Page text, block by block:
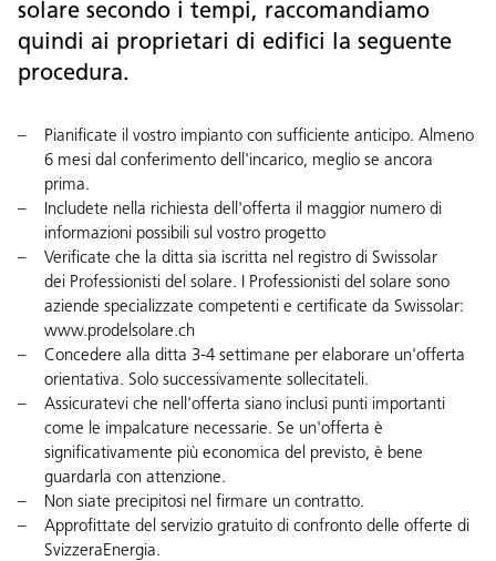
solare secondo i tempi, raccomandiamo
quindi ai proprietari di edifici la seguente
procedura.
Pianificate il vostro impianto con sufficiente anticipo. Almeno
6 mesi dal conferimento dell'incarico, meglio se ancora
prima.
Includete nella richiesta dell'offerta il maggior numero di
informazioni possibili sul vostro progetto
Verificate che la ditta sia iscritta nel registro di Swissolar
dei Professionisti del solare. I Professionisti del solare sono
aziende specializzate competenti e certificate da Swissolar:
www.prodelsolare.ch
Concedere alla ditta 3-4 settimane per elaborare un'offerta
orientativa. Solo successivamente sollecitateli.
Assicuratevi che nell'offerta siano inclusi punti importanti
come le impalcature necessarie. Se un'offerta è
significativamente più economica del previsto, è bene
guardarla con attenzione.
Non siate precipitosi nel firmare un contratto.
Approfittate del servizio gratuito di confronto delle offerte di
SvizzeraEnergia.